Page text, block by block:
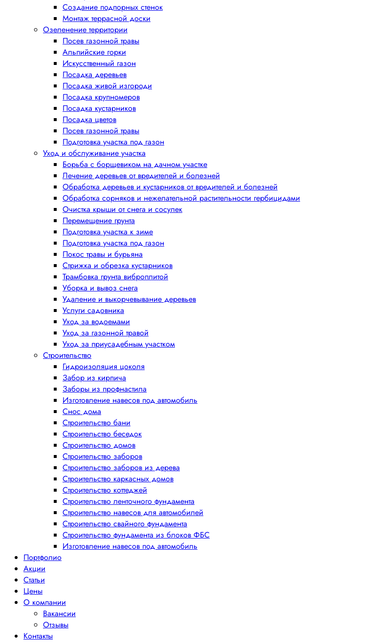
Создание подпорных стенок
Монтаж террасной доски
Озеленение территории
Посев газонной травы
Альпийские горки
Искусственный газон
Посадка деревьев
Посадка живой изгороди
Посадка крупномеров
Посадка кустарников
Посадка цветов
Посев газонной травы
Подготовка участка под газон
Уход и обслуживание участка
Борьба с борщевиком на дачном участке
Лечение деревьев от вредителей и болезней
Обработка деревьев и кустарников от вредителей и болезней
Обработка сорняков и нежелательной растительности гербицидами
Очистка крыши от снега и сосулек
Перемещение грунта
Подготовка участка к зиме
Подготовка участка под газон
Покос травы и бурьяна
Стрижка и обрезка кустарников
Трамбовка грунта виброплитой
Уборка и вывоз снега
Удаление и выкорчевывание деревьев
Услуги садовника
Уход за водоемами
Уход за газонной травой
Уход за приусадебным участком
Строительство
Гидроизоляция цоколя
Забор из кирпича
Заборы из профнастила
Изготовление навесов под автомобиль
Снос дома
Строительство бани
Строительство беседок
Строительство домов
Строительство заборов
Строительство заборов из дерева
Строительство каркасных домов
Строительство коттеджей
Строительство ленточного фундамента
Строительство навесов для автомобилей
Строительство свайного фундамента
Строительство фундамента из блоков ФБС
Изготовление навесов под автомобиль
Портфолио
Акции
Статьи
Цены
О компании
Вакансии
Отзывы
Контакты